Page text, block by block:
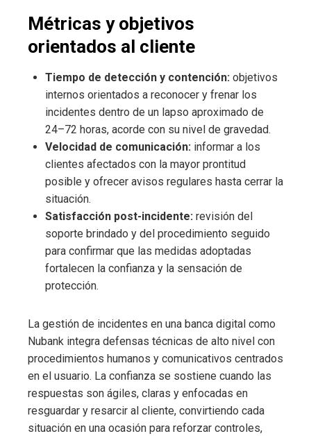
Métricas y objetivos
orientados al cliente
Tiempo de detección y contención: objetivos
internos orientados a reconocer y frenar los
incidentes dentro de un lapso aproximado de
24–72 horas, acorde con su nivel de gravedad.
Velocidad de comunicación: informar a los
clientes afectados con la mayor prontitud
posible y ofrecer avisos regulares hasta cerrar la
situación.
Satisfacción post-incidente: revisión del
soporte brindado y del procedimiento seguido
para confirmar que las medidas adoptadas
fortalecen la confianza y la sensación de
protección.
La gestión de incidentes en una banca digital como
Nubank integra defensas técnicas de alto nivel con
procedimientos humanos y comunicativos centrados
en el usuario. La confianza se sostiene cuando las
respuestas son ágiles, claras y enfocadas en
resguardar y resarcir al cliente, convirtiendo cada
situación en una ocasión para reforzar controles,